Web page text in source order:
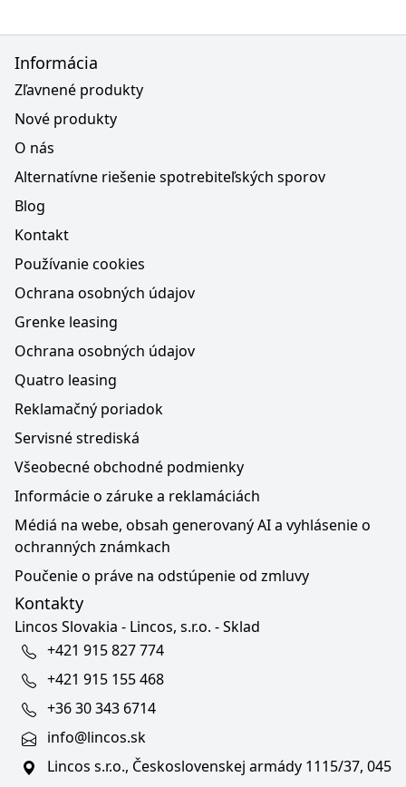
Informácia
Zľavnené produkty
Nové produkty
O nás
Alternatívne riešenie spotrebiteľských sporov
Blog
Kontakt
Používanie cookies
Ochrana osobných údajov
Grenke leasing
Ochrana osobných údajov
Quatro leasing
Reklamačný poriadok
Servisné strediská
Všeobecné obchodné podmienky
Informácie o záruke a reklamáciách
Médiá na webe, obsah generovaný AI a vyhlásenie o
ochranných známkach
Poučenie o práve na odstúpenie od zmluvy
Kontakty
Lincos Slovakia - Lincos, s.r.o. - Sklad
+421 915 827 774
+421 915 155 468
+36 30 343 6714
info@lincos.sk
Lincos s.r.o., Československej armády 1115/37, 045